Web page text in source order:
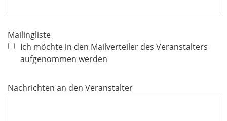
t
e
l
d
Mailingliste
Ich möchte in den Mailverteiler des Veranstalters
aufgenommen werden
Nachrichten an den Veranstalter